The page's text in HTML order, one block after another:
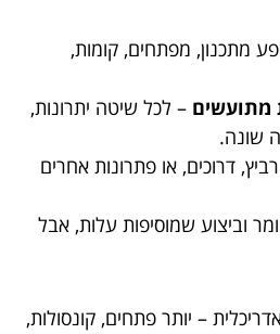
מתכנון, מפתחים, קומות,
מתועשים – לכל שיטה יתרונות,
שונה.
דרוכים, או פתרונות אחרים
וביצוע שמוסיפות עלות, אבל
– יותר פתחים, קונסולות,